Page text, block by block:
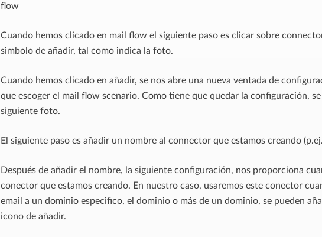
flow
Cuando hemos clicado en mail flow el siguiente paso es clicar sobre
simbolo de añadir, tal como indica la foto.
Cuando hemos clicado en añadir, se nos abre una nueva ventada de
que escoger el mail flow scenario. Como tiene que quedar la configuración,
siguiente foto.
El siguiente paso es añadir un nombre al connector que estamos creando
Después de añadir el nombre, la siguiente configuración, nos proporciona
conector que estamos creando. En nuestro caso, usaremos este conector
email a un dominio especifico, el dominio o más de un dominio, se pueden
icono de añadir.